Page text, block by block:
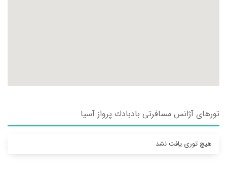
تورهای آژانس مسافرتی بادبادك پرواز آسيا
هیچ توری یافت نشد